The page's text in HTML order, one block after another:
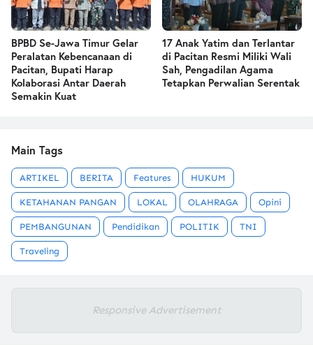
BPBD Se-Jawa Timur Gelar
Peralatan Kebencanaan di
Pacitan, Bupati Harap
Kolaborasi Antar Daerah
Semakin Kuat
17 Anak Yatim dan Terlantar
di Pacitan Resmi Miliki Wali
Sah, Pengadilan Agama
Tetapkan Perwalian Serentak
Main Tags
ARTIKEL BERITA Features HUKUM
KETAHANAN PANGAN LOKAL OLAHRAGA Opini
PEMBANGUNAN Pendidikan POLITIK TNI
Traveling
Responsive Advertisement